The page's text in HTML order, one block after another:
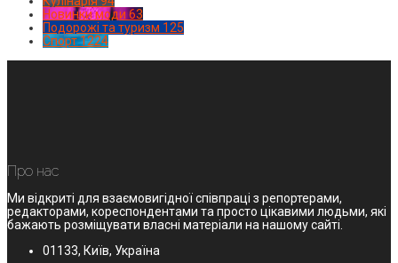
Новинки моди 63
Подорожі та туризм 125
Спорт1224
Про нас
Ми відкриті для взаємовигідної співпраці з репортерами,
редакторами, кореспондентами та просто цікавими людьми, які
бажають розміщувати власні матеріали на нашому сайті.
01133, Київ, Україна